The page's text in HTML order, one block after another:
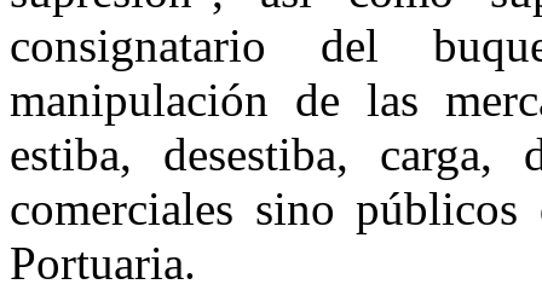
consignatario del
manipulación de las
estiba, desestiba, carga,
comerciales sino
Portuaria.